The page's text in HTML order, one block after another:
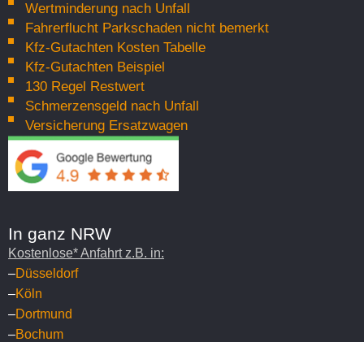
Wertminderung nach Unfall
Fahrerflucht Parkschaden nicht bemerkt
Kfz-Gutachten Kosten Tabelle
Kfz-Gutachten Beispiel
130 Regel Restwert
Schmerzensgeld nach Unfall
Versicherung Ersatzwagen
In ganz NRW
Kostenlose* Anfahrt z.B. in:
–Düsseldorf
–Köln
–Dortmund
–Bochum